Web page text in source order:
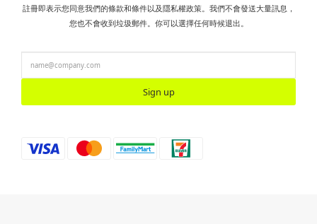
註冊即表示您同意我們的條款和條件以及隱私權政策。我們不會發送大量訊息，
您也不會收到垃圾郵件。你可以選擇任何時候退出。
Sign up